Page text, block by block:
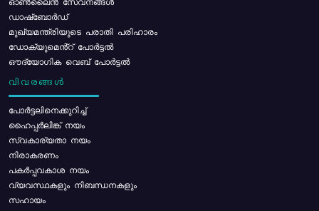
ഡാഷ്ബോർഡ്
മുഖ്യമന്ത്രിയുടെ പരാതി പരിഹാരം
ഡോക്യുമെൻ്റ് പോർട്ടൽ
ഔദ്യോഗിക വെബ് പോർട്ടൽ
വിവരങ്ങൾ
പോര്‍ട്ടലിനെക്കുറിച്ച്
ഹൈപ്പർലിങ്ക് നയം
സ്വകാര്യതാ നയം
നിരാകരണം
പകർപ്പവകാശ നയം
വ്യവസ്ഥകളും നിബന്ധനകളും
സഹായം